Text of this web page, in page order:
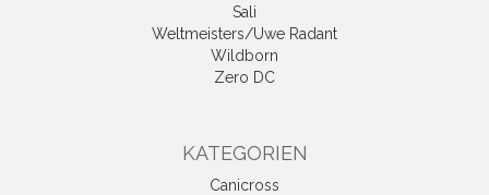
Sali
Weltmeisters/Uwe Radant
Wildborn
Zero DC
KATEGORIEN
Canicross